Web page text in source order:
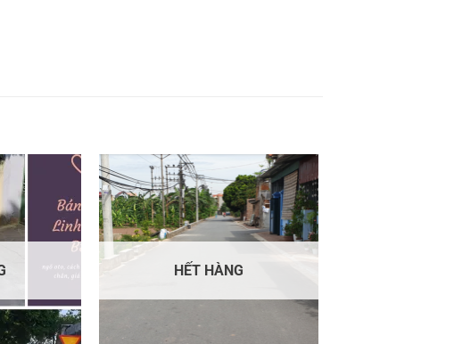
HẾT HÀNG